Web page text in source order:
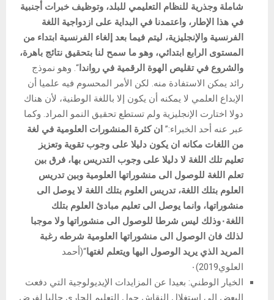
شاملة وجذرية للنظام التعليمي للبلد، وتوظيف خبرات أجنبية
في هذا الإطار، واعتمدنا في البداية على ازدواجية اللغة
الفرنسية والإنجليزية، ليتم فيما بعد إلغاء الفرنسية ابتداء من
المستوى الرابع ابتدائي، وهو ما سمح لنا بتحقيق نتائج باهرة،
والشروع في تقليص الهوة الرقمية في رواندا “. وهو نموذج
رائد يمكن الاستفادة منه. لكن الأمر المحسوم فيه علميا أن
الإبداع العلمي لا يمكنه أن يكون إلا باللغة الوطنية، لأن هناك
دولا اختارت الإنجليزية ولم تستطع تحقيق النمو المراد. وكما
عبر عنه أحد الخبراء:” ان كثرة المنشورات العلومية في لغة
من اللغات مكانه ان يكون دليلا على وجوب تقوية وتعزيز
تعليم تلك اللغة لا دليلا على وجوب التدريس بها، فرق بين
تعلم اللغة للوصول الى منشوراتها العلومية وبين تدريس
العلوم بتلك اللغة، تدريس العلوم بتلك اللغة لا يوصل الى
منشوراتها، وانما يوصل الى تعليم مبادئ العلوم بتلك
اللغة٠وذلك ليس شرطا للوصول الى منشوراتها ولا موجبا
لذلك فان الوصول الى منشوراتها العلومية شرطه رغبة
المريد الذي يريد الوصول اليها ويتعلم لغتها“(أحمد
العلوي2019)٠
الخيار الوطني: بعيدا عن المزايدات الإيديولوجية التي دفعت
البعض إلى استغلال النقاش حول التعليم الجاري حاليا لفرض